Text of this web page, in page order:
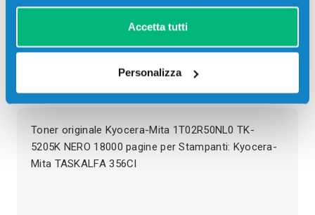
Accetta tutti
Personalizza
giorni ore min sec
Più acquisti, più risparmi:Visita la pagina prodotto per
visualizzare l'offerta
Toner originale Kyocera-Mita 1T02R50NL0 TK-
5205K NERO 18000 pagine per Stampanti: Kyocera-
Mita TASKALFA 356CI